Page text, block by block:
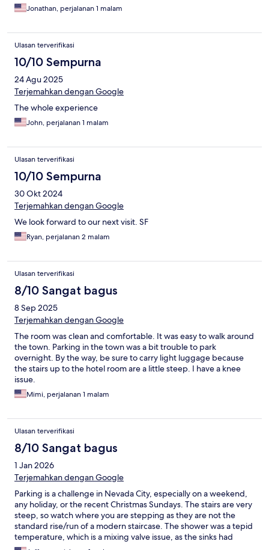
Jonathan, perjalanan 1 malam
Ulasan terverifikasi
10/10 Sempurna
24 Agu 2025
Terjemahkan dengan Google
The whole experience
John, perjalanan 1 malam
Ulasan terverifikasi
10/10 Sempurna
30 Okt 2024
Terjemahkan dengan Google
We look forward to our next visit. SF
Ryan, perjalanan 2 malam
Ulasan terverifikasi
8/10 Sangat bagus
8 Sep 2025
Terjemahkan dengan Google
The room was clean and comfortable. It was easy to walk around
the town. Parking in the town was a bit trouble to park
overnight. By the way, be sure to carry light luggage because
the stairs up to the hotel room are a little steep. I have a knee
issue.
Mimi, perjalanan 1 malam
Ulasan terverifikasi
8/10 Sangat bagus
1 Jan 2026
Terjemahkan dengan Google
Parking is a challenge in Nevada City, especially on a weekend,
any holiday, or the recent Christmas Sundays. The stairs are very
steep, so watch where you are stepping as they are not the
standard rise/run of a modern staircase. The shower was a tepid
temperature, which is a mixing valve issue, as the sinks had
normal hot water temperatures. It’s the history of the building